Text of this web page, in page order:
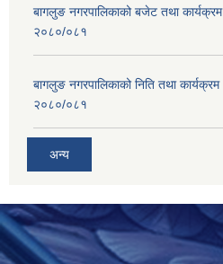
बागलुङ नगरपालिकाको बजेट तथा कार्यक्रम
२०८०/०८१
बागलुङ नगरपालिकाको निति तथा कार्यक्रम
२०८०/०८१
अन्य